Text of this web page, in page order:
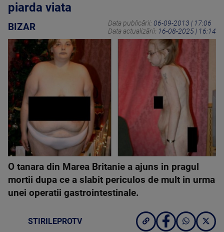
piarda viata
BIZAR Data publicării: 06-09-2013 | 17:06
Data actualizării: 16-08-2025 | 16:14
O tanara din Marea Britanie a ajuns in pragul
mortii dupa ce a slabit periculos de mult in urma
unei operatii gastrointestinale.
STIRILEPROTV